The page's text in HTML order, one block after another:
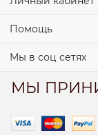
Помощь
Мы в соц сетях
МЫ